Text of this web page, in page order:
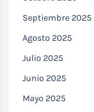
Septiembre 2025
Agosto 2025
Julio 2025
Junio 2025
Mayo 2025